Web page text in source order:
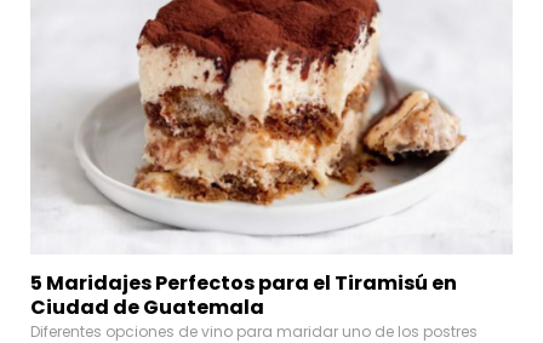
5 Maridajes Perfectos para el Tiramisú en
Ciudad de Guatemala
Diferentes opciones de vino para maridar uno de los postres